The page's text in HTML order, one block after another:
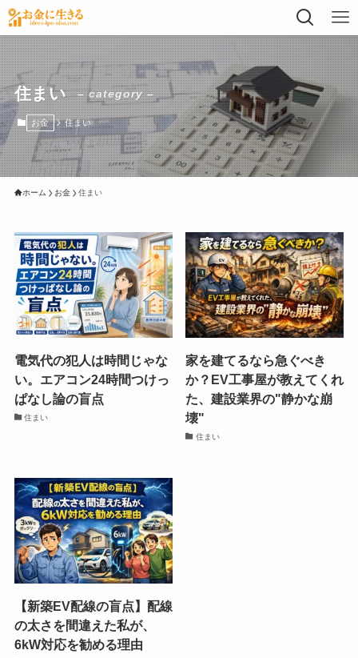
住まい – category –
お金 住まい
ホーム お金 住まい
電気代の犯人は時間じゃな
い。エアコン24時間つけっ
ぱなし論の盲点
住まい
家を建てるなら急ぐべき
か？EV工事屋が教えてくれ
た、建設業界の"静かな崩
壊"
住まい
【新築EV配線の盲点】配線
の太さを間違えた私が、
6kW対応を勧める理由